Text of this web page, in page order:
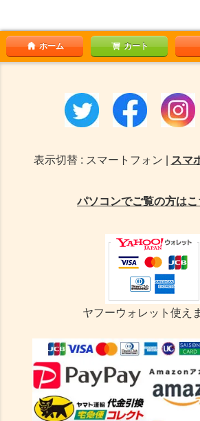
ホーム カート
表示切替 : スマートフォン | スマ
パソコンでご覧の方はこ
ヤフーウォレット使え